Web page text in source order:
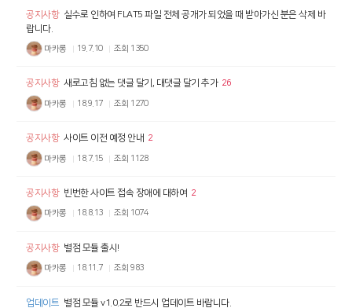
공지사항 실수로 인하여 FLAT5 파일 전체 공개가 되었을 때 받아가신 분은 삭제 바
랍니다.
마카롱 19.7.10 조회 1350
공지사항 새로고침 없는 댓글 달기, 대댓글 달기 추가 26
마카롱 18.9.17 조회 1270
공지사항 사이트 이전 예정 안내 2
마카롱 18.7.15 조회 1128
공지사항 빈번한 사이트 접속 장애에 대하여 2
마카롱 18.8.13 조회 1074
공지사항 별점 모듈 출시!
마카롱 18.11.7 조회983
업데이트 별점 모듈 v1.0.2로 반드시 업데이트 바랍니다.